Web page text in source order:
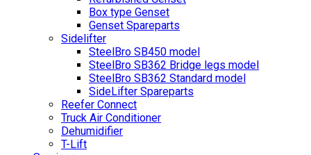
Box type Genset
Genset Spareparts
Sidelifter
SteelBro SB450 model
SteelBro SB362 Bridge legs model
SteelBro SB362 Standard model
SideLifter Spareparts
Reefer Connect
Truck Air Conditioner
Dehumidifier
T-Lift